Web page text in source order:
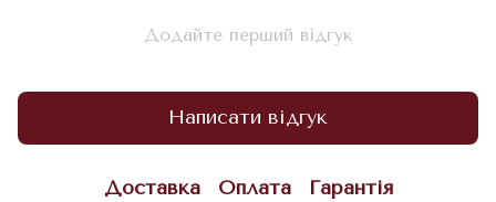
Додайте перший відгук
Написати відгук
Доставка Оплата Гарантія